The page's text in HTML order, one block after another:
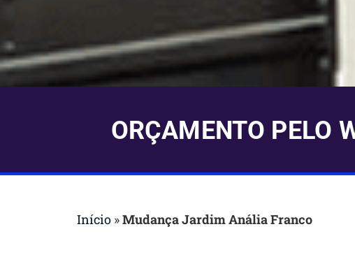
ORÇAMENTO PELO
Início »Mudança Jardim Anália Franco